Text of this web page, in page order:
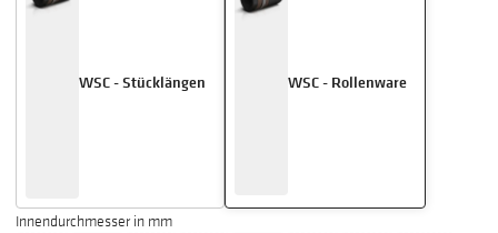
WSC - Stücklängen WSC - Rollenware
Innendurchmesser in mm